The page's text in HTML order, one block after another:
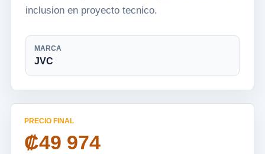
inclusion en proyecto tecnico.
MARCA
JVC
PRECIO FINAL
₡49 974